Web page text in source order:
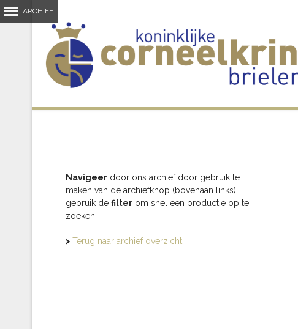
Navigeer door ons archief door gebruik te
maken van de archiefknop (bovenaan links),
gebruik de filter om snel een productie op te
zoeken.
> Terug naar archief overzicht